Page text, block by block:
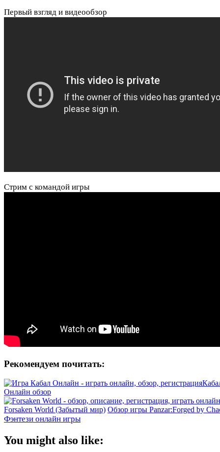
Первый взгляд и видеообзор
Стрим с командой игры
Рекомендуем почитать:
Онлайн обзор
Forsaken World (Забытый мир) Обзор игры Panzar:Forged by
Фэнтези онлайн игры
You might also like: